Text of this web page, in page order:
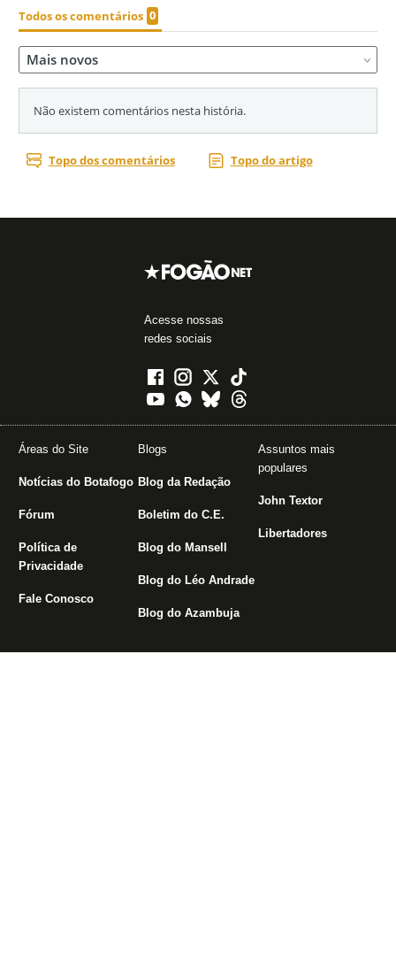
Acesse nossas
redes sociais
Áreas do Site
Notícias do Botafogo
Fórum
Política de
Privacidade
Fale Conosco
Blogs
Blog da Redação
Boletim do C.E.
Blog do Mansell
Blog do Léo Andrade
Blog do Azambuja
Assuntos mais
populares
John Textor
Libertadores